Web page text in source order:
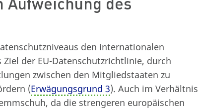
den internationalen
der EU-Datenschutzrichtlinie, durch
zwischen den Mitgliedstaaten zu
(Erwägungsgrund 3). Auch im Verhältnis
da die strengeren europäischen